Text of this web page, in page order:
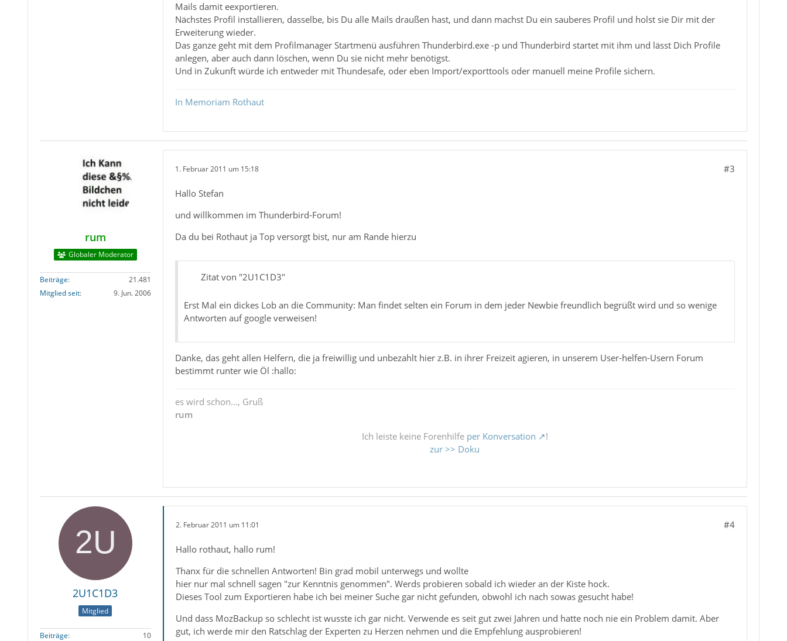
Mails damit eexportieren.
Nächstes Profil installieren, dasselbe, bis Du alle Mails draußen hast, und dann machst Du ein sauberes Profil und holst sie Dir mit der
Erweiterung wieder.
Das ganze geht mit dem Profilmanager Startmenü ausführen Thunderbird.exe -p und Thunderbird startet mit ihm und lässt Dich Profile
anlegen, aber auch dann löschen, wenn Du sie nicht mehr benötigst.
Und in Zukunft würde ich entweder mit Thundesafe, oder eben Import/exporttools oder manuell meine Profile sichern.
In Memoriam Rothaut
rum
Globaler Moderator
Beiträge
21.481
Mitglied seit
9. Jun. 2006
1. Februar 2011 um 15:18 #3
Hallo Stefan
und willkommen im Thunderbird-Forum!
Da du bei Rothaut ja Top versorgt bist, nur am Rande hierzu
Zitat von "2U1C1D3"
Erst Mal ein dickes Lob an die Community: Man findet selten ein Forum in dem jeder Newbie freundlich begrüßt wird und so wenige
Antworten auf google verweisen!
Danke, das geht allen Helfern, die ja freiwillig und unbezahlt hier z.B. in ihrer Freizeit agieren, in unserem User-helfen-Usern Forum
bestimmt runter wie Öl :hallo:
es wird schon..., Gruß
rum
Ich leiste keine Forenhilfe per Konversation
!
zur >> Doku
2U1C1D3
Mitglied
Beiträge
10
2. Februar 2011 um 11:01 #4
Hallo rothaut, hallo rum!
Thanx für die schnellen Antworten! Bin grad mobil unterwegs und wollte
hier nur mal schnell sagen "zur Kenntnis genommen". Werds probieren sobald ich wieder an der Kiste hock.
Dieses Tool zum Exportieren habe ich bei meiner Suche gar nicht gefunden, obwohl ich nach sowas gesucht habe!
Und dass MozBackup so schlecht ist wusste ich gar nicht. Verwende es seit gut zwei Jahren und hatte noch nie ein Problem damit. Aber
gut, ich werde mir den Ratschlag der Experten zu Herzen nehmen und die Empfehlung ausprobieren!